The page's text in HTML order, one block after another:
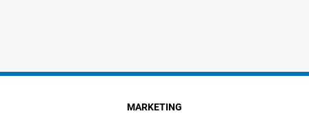
MARKETING